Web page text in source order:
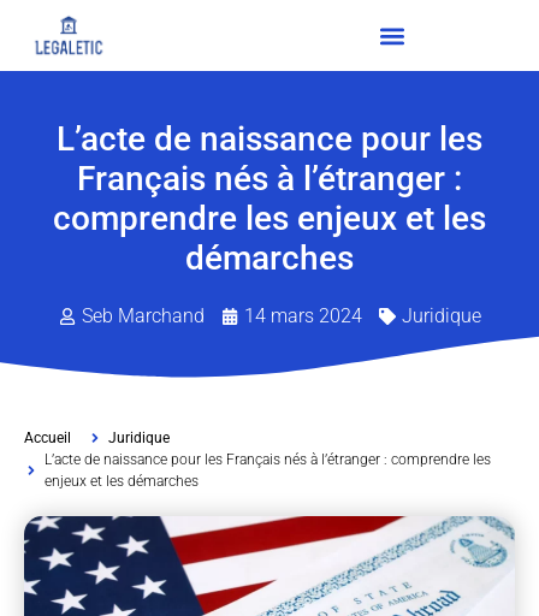
L’acte de naissance pour les
Français nés à l’étranger :
comprendre les enjeux et les
démarches
Seb Marchand 14 mars 2024 Juridique
Accueil
Juridique
L’acte de naissance pour les Français nés à l’étranger : comprendre les
enjeux et les démarches